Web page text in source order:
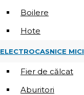
Boilere
Hote
ELECTROCASNICE MICI
Fier de călcat
Aburitori